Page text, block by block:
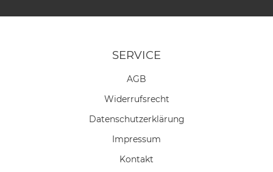
SERVICE
AGB
Widerrufs­recht
Daten­schutz­erklärung
Impressum
Kontakt